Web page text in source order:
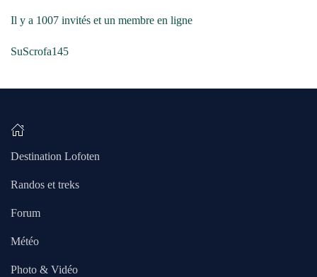
Il y a 1007 invités et un membre en ligne
SuScrofa145
Destination Lofoten
Randos et treks
Forum
Météo
Photo & Vidéo